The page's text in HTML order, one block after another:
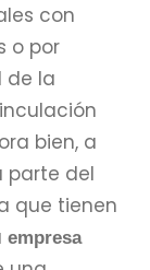
con
o por
de la
bien, a
parte del
que tienen
empresa